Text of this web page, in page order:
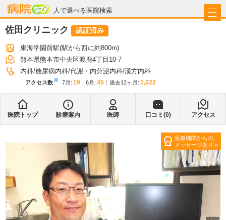
人で選べる医院検索
病院なび
佐田クリニック 認証済み
東海学園前駅(駅から西に約800m)
熊本県熊本市中央区渡鹿4丁目10-7
内科 糖尿病内科 代謝・内分泌内科 漢方内科
アクセス数※ 7月 : 19 6月 : 45 過去12ヶ月: 1,022
医院トップ 診療案内 医師 口コミ(0) アクセス
医療機関からの
メッセージあり